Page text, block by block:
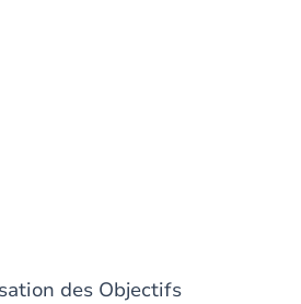
des Objectifs